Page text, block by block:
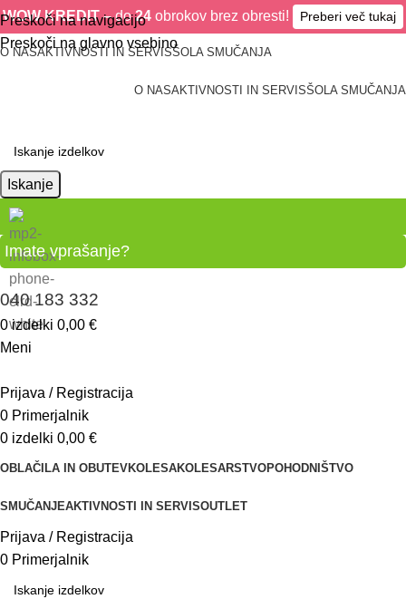
WOW KREDIT –do24 obrokov brez obresti! Preberi več tukaj
Preskoči na navigacijo
Preskoči na glavno vsebino
O NASAKTIVNOSTI IN SERVISŠOLA SMUČANJA
O NASAKTIVNOSTI IN SERVISŠOLA SMUČANJA
Iskanje
Imate vprašanje?
040 183 332
0izdelki 0,00 €
Meni
Prijava / Registracija
0 Primerjalnik
0 izdelki 0,00 €
OBLAČILA IN OBUTEVKOLESAKOLESARSTVOPOHODNIŠTVO
SMUČANJEAKTIVNOSTI IN SERVISOUTLET
Prijava / Registracija
0 Primerjalnik